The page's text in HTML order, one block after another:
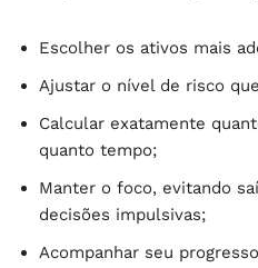
Escolher os ativos mais
Ajustar o nível de risco
Calcular exatamente
quanto tempo;
Manter o foco, evitando
decisões impulsivas;
Acompanhar seu